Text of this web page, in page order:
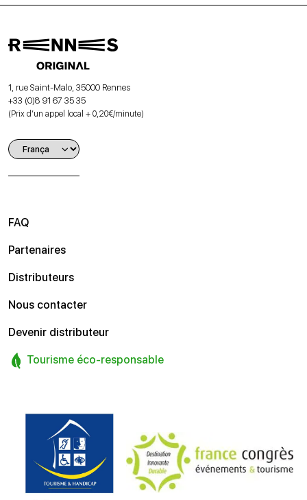
1, rue Saint-Malo, 35000 Rennes
+33 (0)8 91 67 35 35
(Prix d’un appel local + 0,20€/minute)
FAQ
Partenaires
Distributeurs
Nous contacter
Devenir distributeur
Tourisme éco-responsable